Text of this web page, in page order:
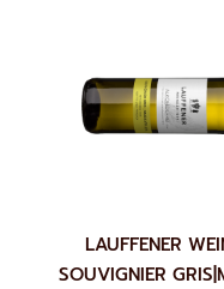
LAUFFENER
SOUVIGNIER